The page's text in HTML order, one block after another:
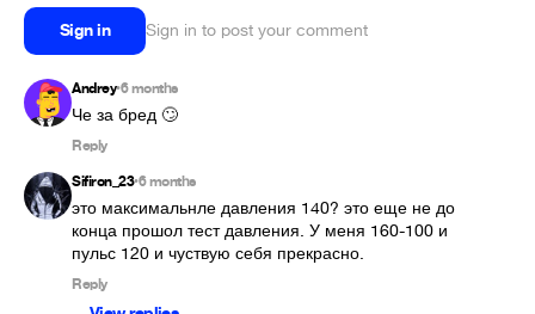
Sign in Sign in to post your comment
Andrey•6 months
Че за бред 🙄
Reply
Sifiron_23•6 months
это максимальнле давления 140? это еще не до
конца прошол тест давления. У меня 160-100 и
пульс 120 и чуствую себя прекрасно.
Reply